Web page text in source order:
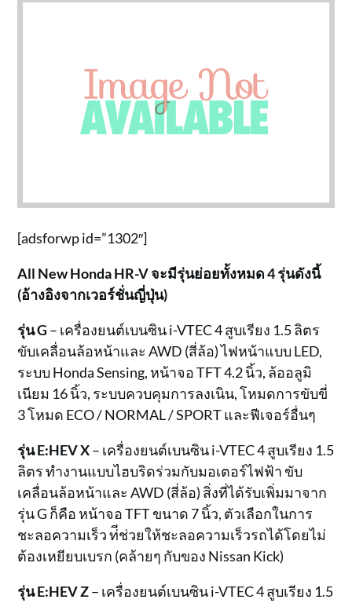
[adsforwp id=”1302″]
All New Honda HR-V จะมีรุ่นย่อยทั้งหมด 4 รุ่นดังนี้
(อ้างอิงจากเวอร์ชั่นญี่ปุ่น)
รุ่น G – เครื่องยนต์เบนซิน i-VTEC 4 สูบเรียง 1.5 ลิตร
ขับเคลื่อนล้อหน้าและ AWD (สี่ล้อ) ไฟหน้าแบบ LED,
ระบบ Honda Sensing, หน้าจอ TFT 4.2 นิ้ว, ล้ออลูมิ
เนียม 16 นิ้ว, ระบบควบคุมการลงเนิน, โหมดการขับขี่
3 โหมด ECO / NORMAL / SPORT และฟีเจอร์อื่นๆ
รุ่น E:HEV X– เครื่องยนต์เบนซิน i-VTEC 4 สูบเรียง 1.5
ลิตร ทำงานแบบไฮบริดร่วมกับมอเตอร์ไฟฟ้า ขับ
เคลื่อนล้อหน้าและ AWD (สี่ล้อ) สิ่งที่ได้รับเพิ่มมาจาก
รุ่น G ก็คือ หน้าจอ TFT ขนาด 7 นิ้ว, ตัวเลือกในการ
ชะลอความเร็ว ท่ีช่วยให้ชะลอความเร็วรถได้โดยไม่
ต้องเหยียบเบรก (คล้ายๆ กับของ Nissan Kick)
รุ่น E:HEV Z– เครื่องยนต์เบนซิน i-VTEC 4 สูบเรียง 1.5